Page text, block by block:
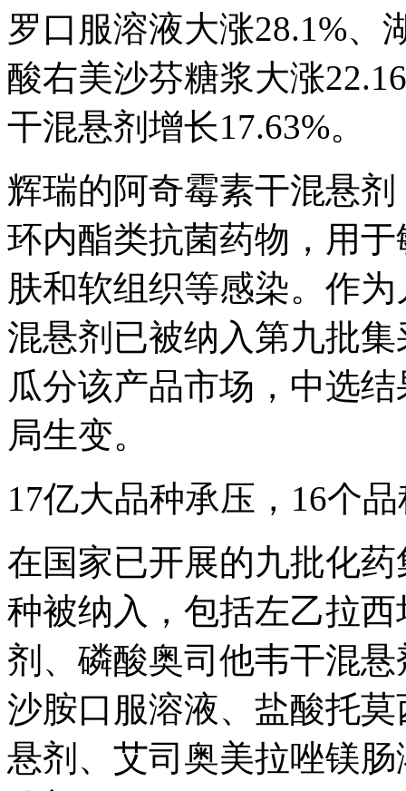
罗口服溶液大涨28.1%、
酸右美沙芬糖浆大涨
干混悬剂增长17.63%。
辉瑞的阿奇霉素干混悬
环内酯类抗菌药物，用
肤和软组织等感染。作
混悬剂已被纳入第九批
瓜分该产品市场，中选
局生变。
17亿大品种承压，16个
在国家已开展的九批化
种被纳入，包括左乙拉
剂、磷酸奥司他韦干混
沙胺口服溶液、盐酸托
悬剂、艾司奥美拉唑镁